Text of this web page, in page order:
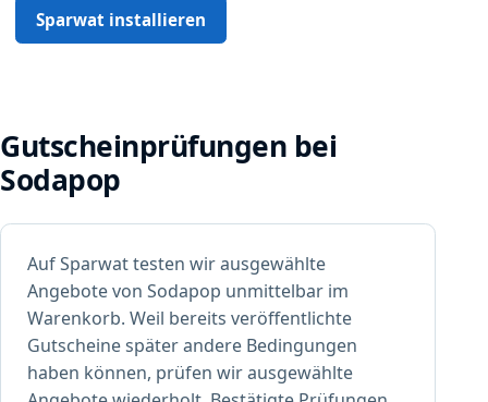
Sparwat installieren
Gutscheinprüfungen bei
Sodapop
Auf Sparwat testen wir ausgewählte
Angebote von Sodapop unmittelbar im
Warenkorb. Weil bereits veröffentlichte
Gutscheine später andere Bedingungen
haben können, prüfen wir ausgewählte